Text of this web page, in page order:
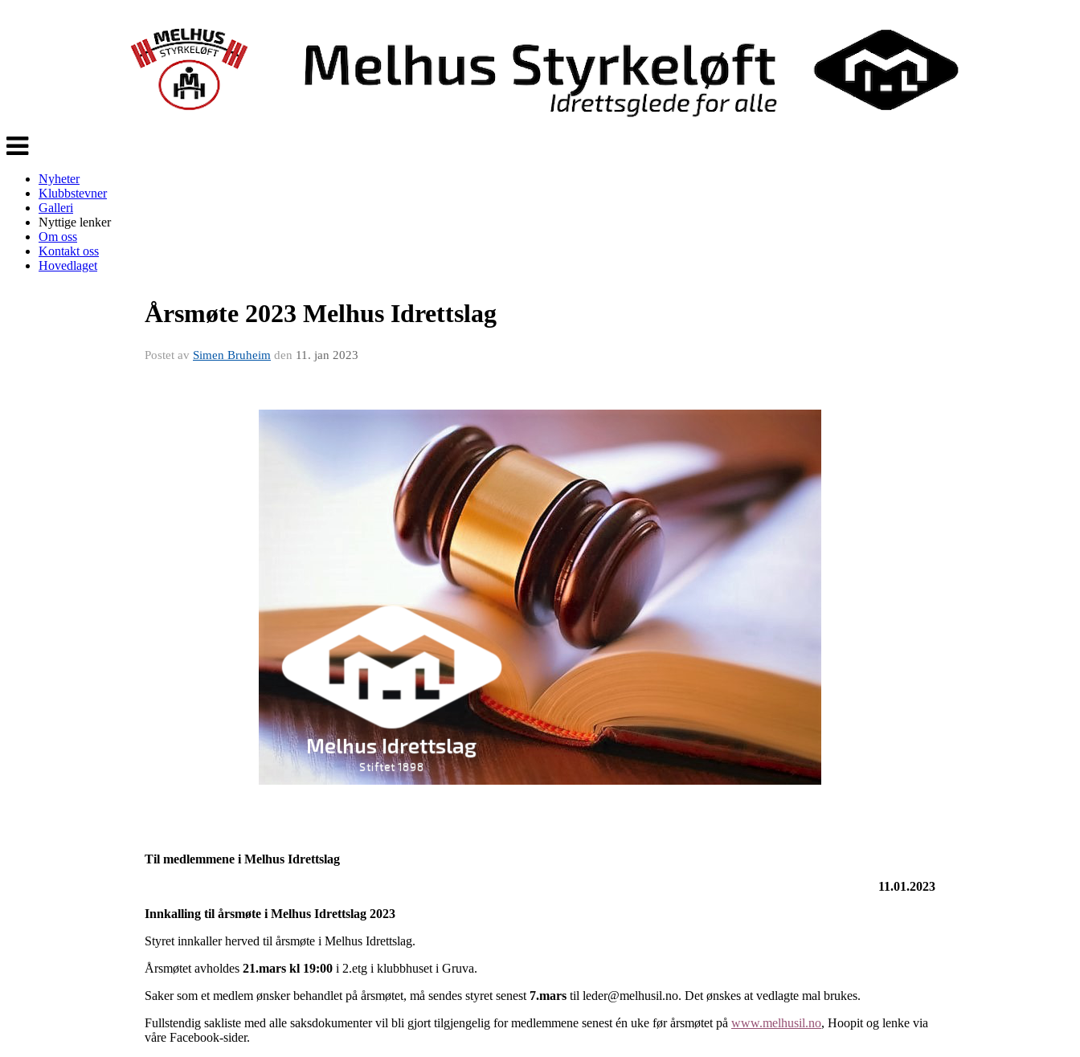
Veksle
navigasjon
Nyheter
Klubbstevner
Galleri
Nyttige lenker
Om oss
Kontakt oss
Hovedlaget
Årsmøte 2023 Melhus Idrettslag
Postet av Simen Bruheim den 11. jan 2023
Til medlemmene i Melhus Idrettslag
11.01.2023
Innkalling til årsmøte i Melhus Idrettslag 2023
Styret innkaller herved til årsmøte i Melhus Idrettslag.
Årsmøtet avholdes 21.mars kl 19:00 i 2.etg i klubbhuset i Gruva.
Saker som et medlem ønsker behandlet på årsmøtet, må sendes styret senest 7.mars til leder@melhusil.no. Det ønskes at vedlagte mal brukes.
Fullstendig sakliste med alle saksdokumenter vil bli gjort tilgjengelig for medlemmene senest én uke før årsmøtet på www.melhusil.no, Hoopit og lenke via
våre Facebook-sider.